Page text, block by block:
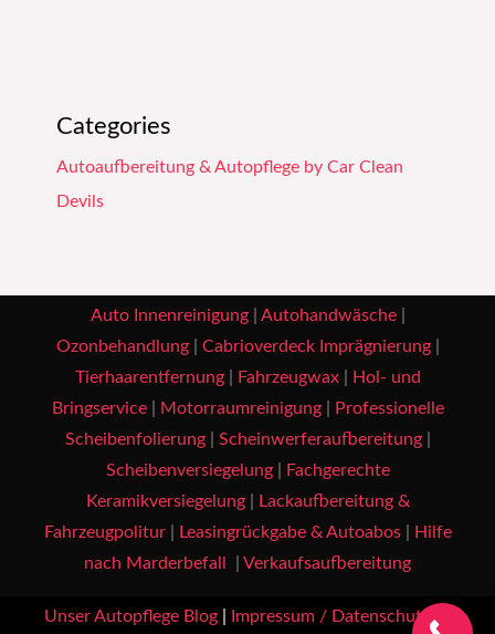
Categories
Autoaufbereitung & Autopflege by Car Clean
Devils
Auto Innenreinigung| Autohandwäsche|
Ozonbehandlung| Cabrioverdeck Imprägnierung|
Tierhaarentfernung| Fahrzeugwax|
Hol- und
Bringservice| Motorraumreinigung|
Professionelle
Scheibenfolierung| Scheinwerferaufbereitung|
Scheibenversiegelung|
Fachgerechte
Keramikversiegelung|
Lackaufbereitung &
Fahrzeugpolitur| Leasingrückgabe & Autoabos|
Hilfe
nach Marderbefall
Verkaufsaufbereitung
Unser Autopflege Blog| Impressum / Datenschutz |